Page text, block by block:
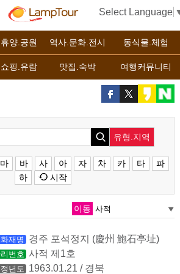
Select Language
양.공원 역사.문화.전시 동식물.체험
핑.유람 맛집.숙박 여행커뮤니티
유형.지역
마 바 사 아 자 차 카 타
파
하
시작
이동
재명 경주 포석정지 (慶州 鮑石亭址)
번호 사적 제1호
년도 1963.01.21 / 경북